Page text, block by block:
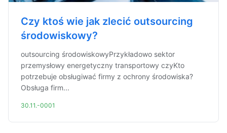
Czy ktoś wie jak zlecić outsourcing
środowiskowy?
outsourcing środowiskowyPrzykładowo sektor
przemysłowy energetyczny transportowy czyKto
potrzebuje obsługiwać firmy z ochrony środowiska?
Obsługa firm...
30.11.-0001